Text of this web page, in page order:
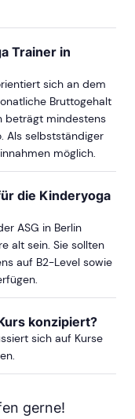
Trainer in
sich an dem
Bruttogehalt
beträgt mindestens
Als selbstständiger
möglich.
die Kinderyoga
ASG in Berlin
alt sein. Sie sollten
auf B2-Level sowie
konzipiert?
sich auf Kurse
gerne!